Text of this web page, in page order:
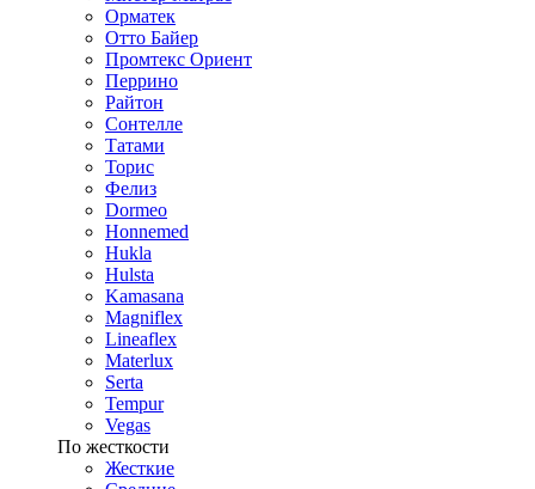
Орматек
Отто Байер
Промтекс Ориент
Перрино
Райтон
Сонтелле
Татами
Торис
Фелиз
Dormeo
Honnemed
Hukla
Hulsta
Kamasana
Magniflex
Lineaflex
Materlux
Serta
Tempur
Vegas
По жесткости
Жесткие